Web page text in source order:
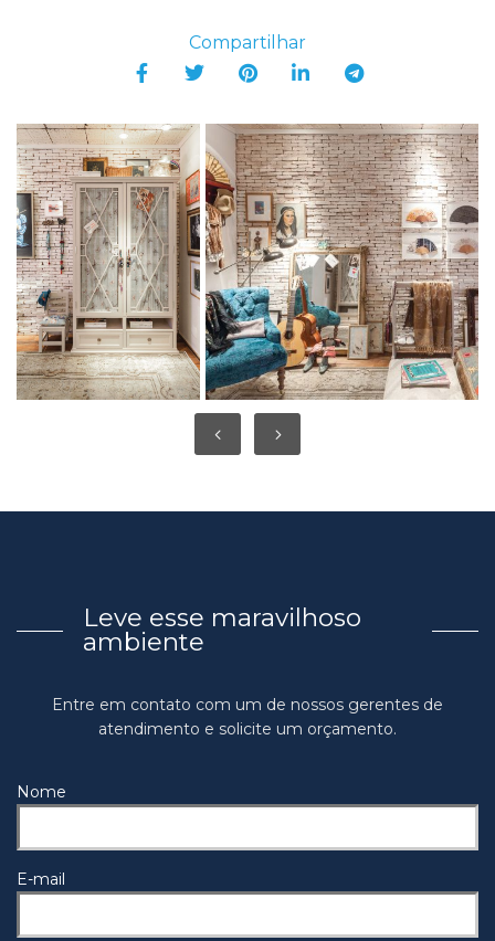
Leve esse maravilhoso
ambiente
Entre em contato com um de nossos gerentes de
atendimento e solicite um orçamento.
Nome
E-mail